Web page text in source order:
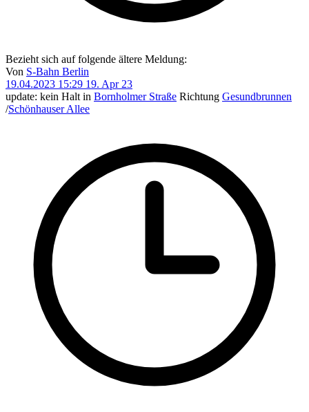
Bezieht sich auf folgende ältere Meldung:
Von S-Bahn Berlin
19.04.2023 15:29 19. Apr 23
update: kein Halt in Bornholmer Straße Richtung Gesundbrunnen
/Schönhauser Allee